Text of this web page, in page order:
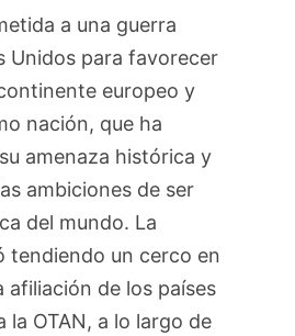
a una guerra
Unidos para favorecer
europeo y
nación, que ha
amenaza histórica y
ambiciones de ser
del mundo. La
tendiendo un cerco en
afiliación de los países
la OTAN, a lo largo de